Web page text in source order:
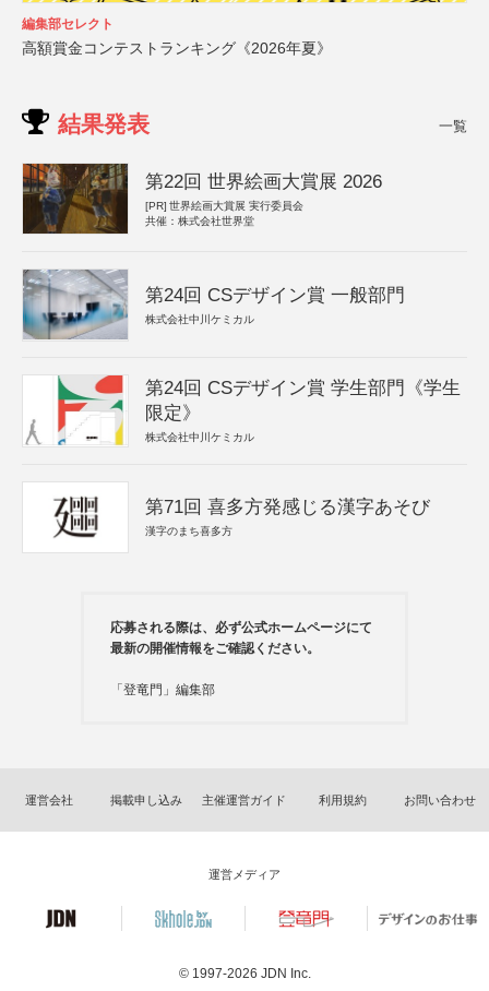
編集部セレクト
高額賞金コンテストランキング《2026年夏》
結果発表 一覧
第22回 世界絵画大賞展 2026
[PR] 世界絵画大賞展 実行委員会
共催：株式会社世界堂
第24回 CSデザイン賞 一般部門
株式会社中川ケミカル
第24回 CSデザイン賞 学生部門《学生
限定》
株式会社中川ケミカル
第71回 喜多方発感じる漢字あそび
漢字のまち喜多方
応募される際は、必ず公式ホームページにて
最新の開催情報をご確認ください。
「登竜門」編集部
運営会社 掲載申し込み 主催運営ガイド 利用規約 お問い合わせ
運営メディア
© 1997-2026 JDN Inc.